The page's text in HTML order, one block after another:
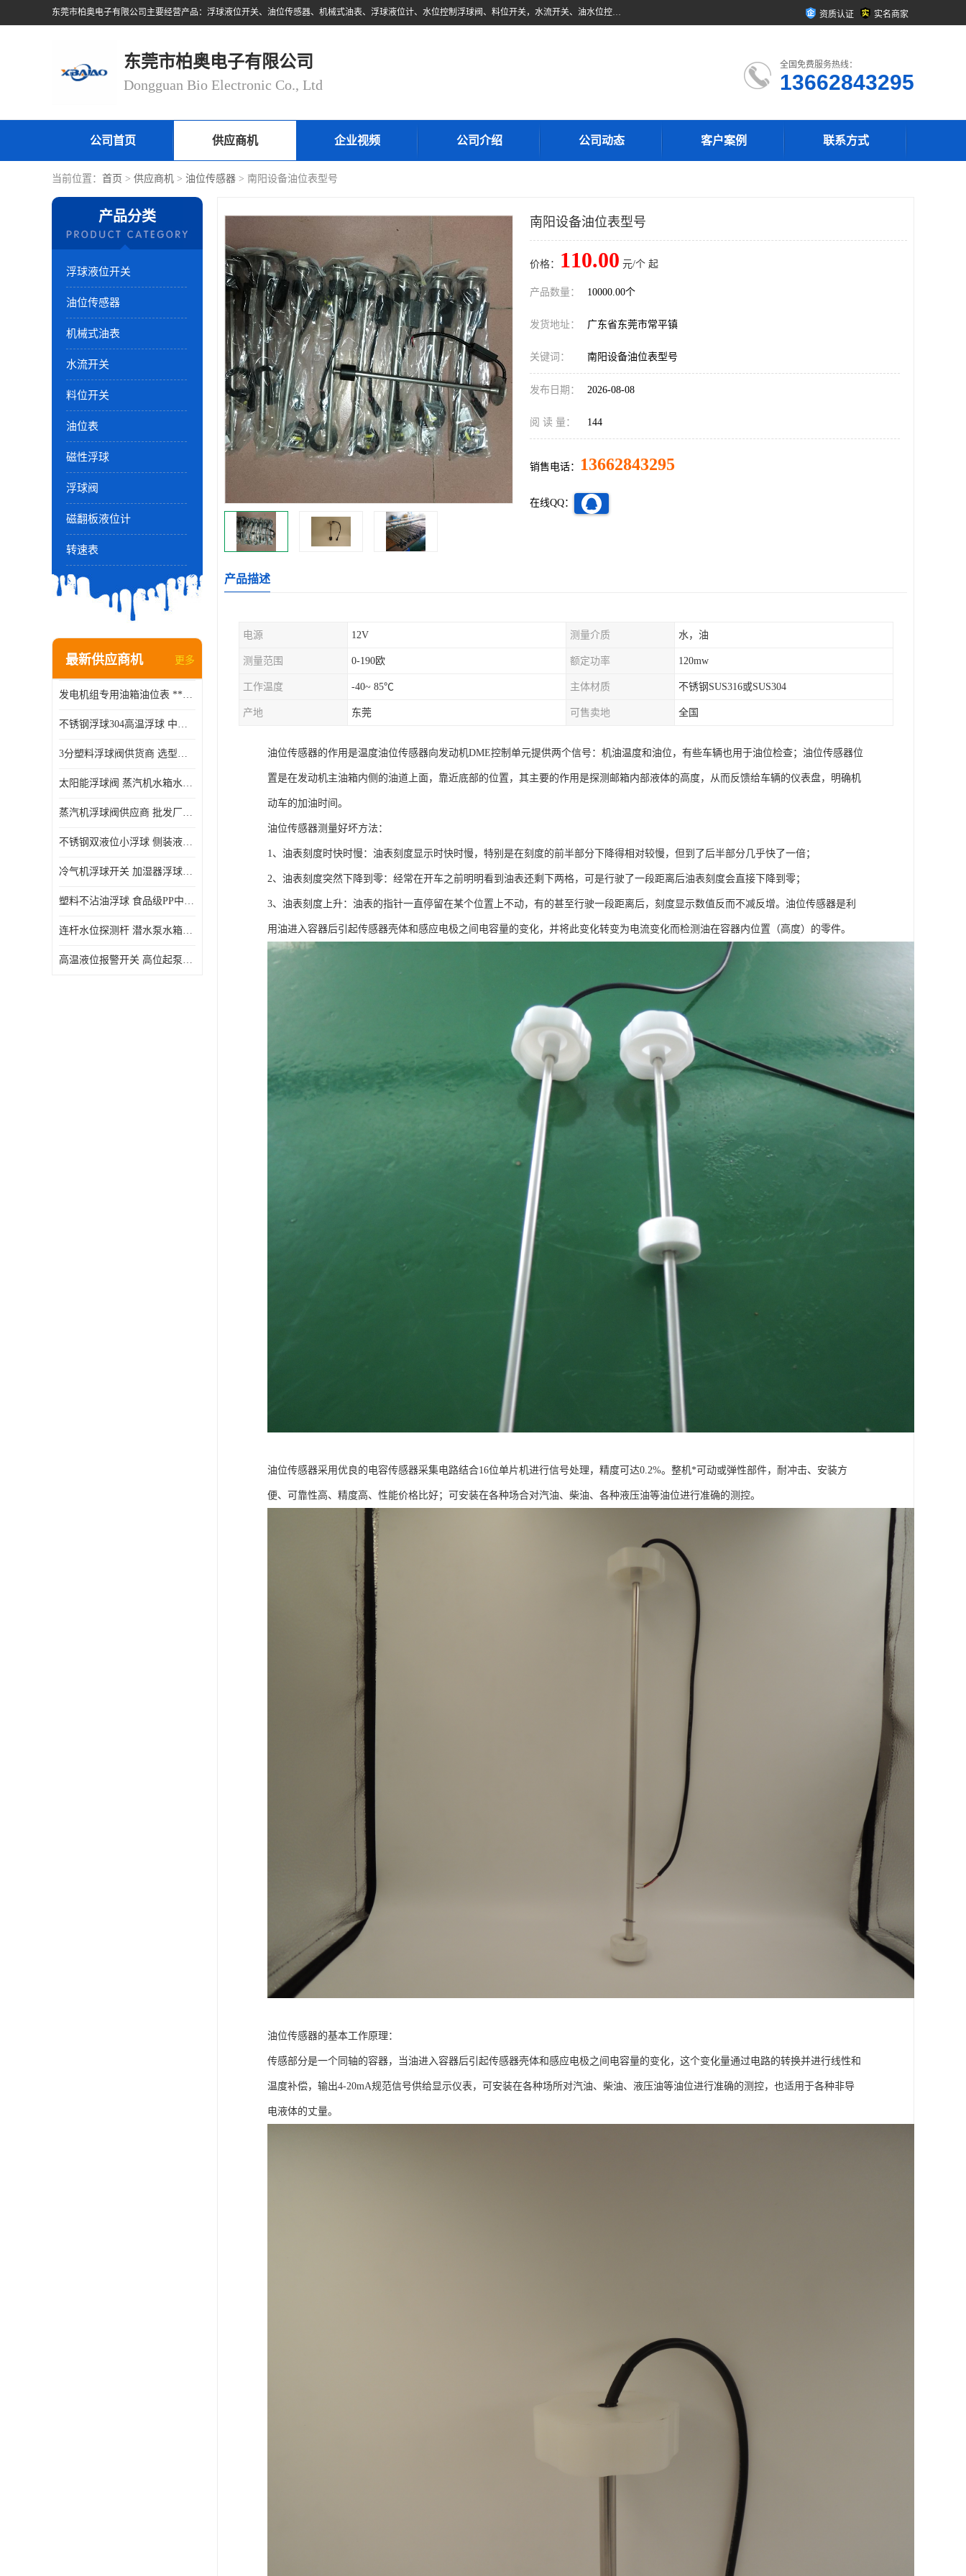
东莞市柏奥电子有限公司主要经营产品：浮球液位开关、油位传感器、机械式油表、浮球液位计、水位控制浮球阀、料位开关，水流开关、油水位控制配套仪表等。柏奥电子，您可信赖的合作伙伴 资质认证 实名商家
东莞市柏奥电子有限公司
Dongguan Bio Electronic Co., Ltd
全国免费服务热线：
13662843295
公司首页 供应商机 企业视频 公司介绍 公司动态 客户案例 联系方式
当前位置： 首页 > 供应商机 > 油位传感器 > 南阳设备油位表型号
产品分类
浮球液位开关
油位传感器
机械式油表
水流开关
料位开关
油位表
磁性浮球
浮球阀
磁翻板液位计
转速表
最新供应商机 更多
发电机组专用油箱油位表 **指针式机械式油表
不锈钢浮球304高温浮球 中空磁性浮球 规格齐全
3分塑料浮球阀供货商 选型说明
太阳能浮球阀 蒸汽机水箱水位控制阀 规格齐全
蒸汽机浮球阀供应商 批发厂家 支持定制
不锈钢双液位小浮球 侧装液位开关 金属304/316材质
冷气机浮球开关 加湿器浮球磁环 闪电发货
塑料不沾油浮球 食品级PP中空浮球302514
连杆水位探测杆 潜水泵水箱水位控制器 非标定制
高温液位报警开关 高位起泵低水位停泵 不锈钢浮球开关
南阳设备油位表型号
价格： 110.00 元/个 起
产品数量： 10000.00个
发货地址： 广东省东莞市常平镇
关键词： 南阳设备油位表型号
发布日期： 2026-08-08
阅 读 量： 144
销售电话： 13662843295
在线QQ：
产品描述
电源 12V 测量介质 水，油
测量范围 0-190欧 额定功率 120mw
工作温度 -40~ 85℃ 主体材质 不锈钢SUS316或SUS304
产地 东莞 可售卖地 全国
油位传感器的作用是温度油位传感器向发动机DME控制单元提供两个信号：机油温度和油位，有些车辆也用于油位检查；油位传感器位
置是在发动机主油箱内侧的油道上面，靠近底部的位置，其主要的作用是探测邮箱内部液体的高度，从而反馈给车辆的仪表盘，明确机
动车的加油时间。
油位传感器测量好坏方法：
1、油表刻度时快时慢：油表刻度显示时快时慢，特别是在刻度的前半部分下降得相对较慢，但到了后半部分几乎快了一倍；
2、油表刻度突然下降到零：经常在开车之前明明看到油表还剩下两格，可是行驶了一段距离后油表刻度会直接下降到零；
3、油表刻度上升：油表的指针一直停留在某个位置上不动，有的甚至行驶一段距离后，刻度显示数值反而不减反增。油位传感器是利
用油进入容器后引起传感器壳体和感应电极之间电容量的变化，并将此变化转变为电流变化而检测油在容器内位置（高度）的零件。
油位传感器采用优良的电容传感器采集电路结合16位单片机进行信号处理，精度可达0.2%。整机*可动或弹性部件，耐冲击、安装方
便、可靠性高、精度高、性能价格比好；可安装在各种场合对汽油、柴油、各种液压油等油位进行准确的测控。
油位传感器的基本工作原理：
传感部分是一个同轴的容器，当油进入容器后引起传感器壳体和感应电极之间电容量的变化，这个变化量通过电路的转换并进行线性和
温度补偿，输出4-20mA规范信号供给显示仪表，可安装在各种场所对汽油、柴油、液压油等油位进行准确的测控，也适用于各种非导
电液体的丈量。